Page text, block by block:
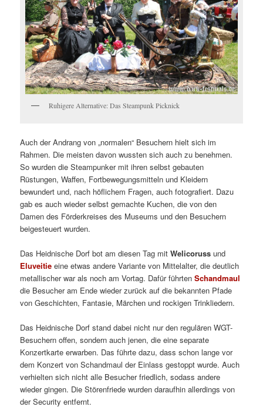
Ruhigere Alternative: Das Steampunk Picknick
Auch der Andrang von „normalen“ Besuchern hielt sich im
Rahmen. Die meisten davon wussten sich auch zu benehmen.
So wurden die Steampunker mit ihren selbst gebauten
Rüstungen, Waffen, Fortbewegungsmitteln und Kleidern
bewundert und, nach höflichem Fragen, auch fotografiert. Dazu
gab es auch wieder selbst gemachte Kuchen, die von den
Damen des Förderkreises des Museums und den Besuchern
beigesteuert wurden.
Das Heidnische Dorf bot am diesen Tag mitWelicoruss und
Eluveitie eine etwas andere Variante von Mittelalter, die deutlich
metallischer war als noch am Vortag. Dafür führtenSchandmaul
die Besucher am Ende wieder zurück auf die bekannten Pfade
von Geschichten, Fantasie, Märchen und rockigen Trinkliedern.
Das Heidnische Dorf stand dabei nicht nur den regulären WGT-
Besuchern offen, sondern auch jenen, die eine separate
Konzertkarte erwarben. Das führte dazu, dass schon lange vor
dem Konzert von Schandmaul der Einlass gestoppt wurde. Auch
verhielten sich nicht alle Besucher friedlich, sodass andere
wieder gingen. Die Störenfriede wurden daraufhin allerdings von
der Security entfernt.